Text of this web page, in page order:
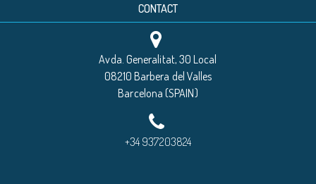
CONTACT
Avda. Generalitat, 30 Local
08210 Barbera del Valles
Barcelona (SPAIN)
+34 937203824